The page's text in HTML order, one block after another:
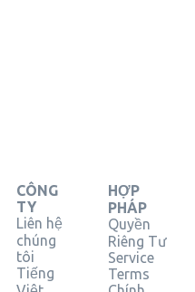
CÔNG
TY
Liên hệ
chúng
tôi
Tiếng
HỢP
PHÁP
Quyền
Riêng Tư
Service
Terms